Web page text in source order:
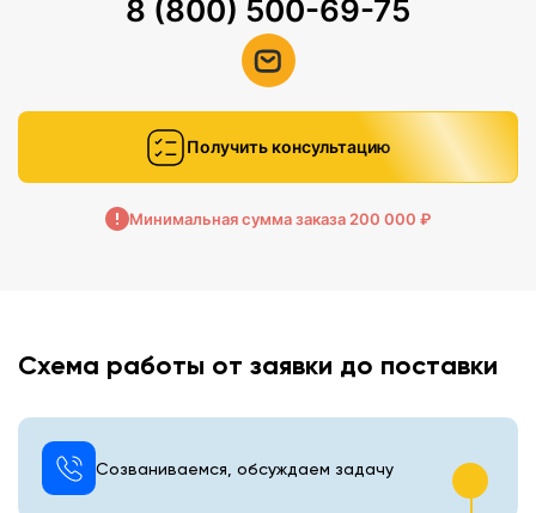
8 (800) 500-69-75
Получить консультацию
Минимальная сумма заказа 200 000 ₽
Схема работы от заявки до поставки
Созваниваемся, обсуждаем задачу